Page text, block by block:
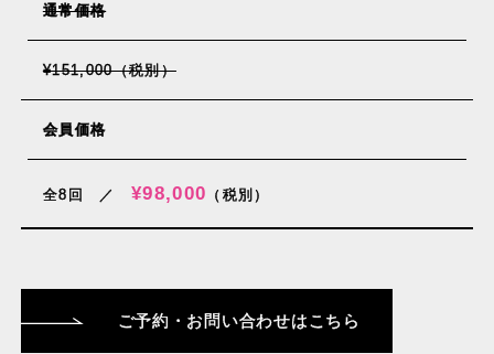
通常価格
¥151,000（税別）
会員価格
全8回 ／ ¥98,000 （税別）
ご予約・お問い合わせはこちら